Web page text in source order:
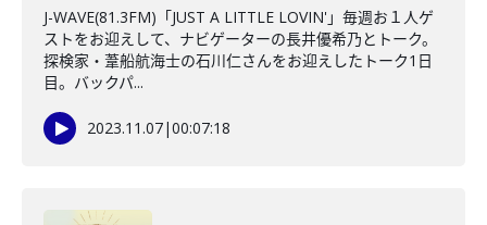
J-WAVE(81.3FM)「JUST A LITTLE LOVIN'」毎週お１人ゲ
ストをお迎えして、ナビゲーターの長井優希乃とトーク。
探検家・葦船航海士の石川仁さんをお迎えしたトーク1日
目。バックパ...
2023.11.07|00:07:18